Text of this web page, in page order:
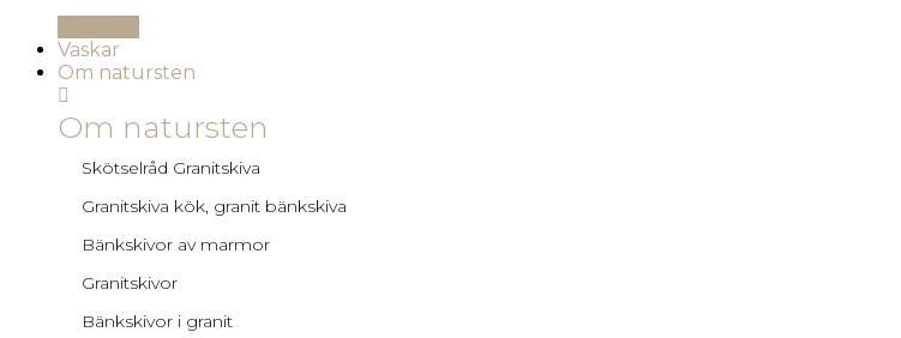
Vaskar
Om natursten
Om natursten
Skötselråd Granitskiva
Granitskiva kök, granit bänkskiva
Bänkskivor av marmor
Granitskivor
Bänkskivor i granit